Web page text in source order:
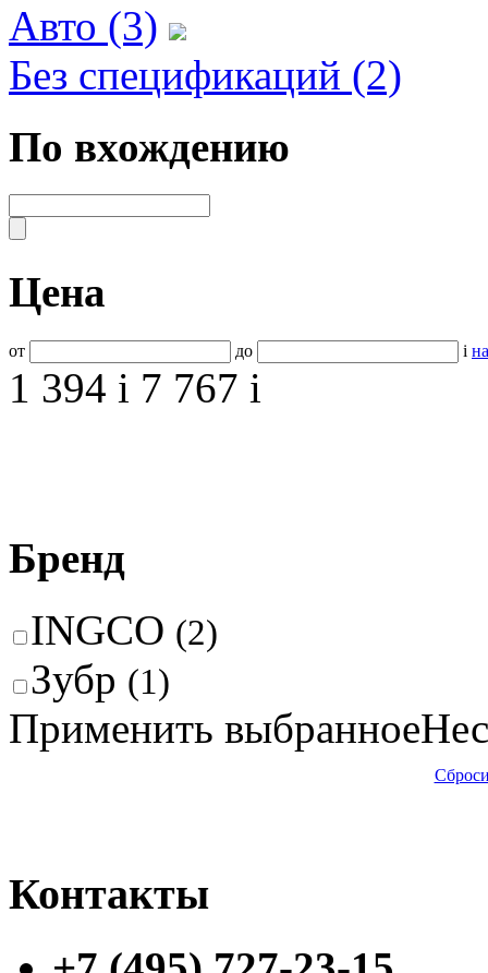
Авто (3)
Без спецификаций (2)
По вхождению
Цена
от до i
1 394 i 7 767 i
Бренд
INGCO (2)
Зубр (1)
Применить выбранное
Контакты